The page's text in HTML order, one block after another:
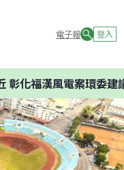
電子報 登入
漢風電案環委建議不